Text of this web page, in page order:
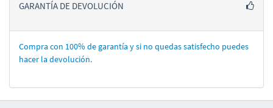
GARANTÍA DE DEVOLUCIÓN
Compra con 100% de garantí­a y si no quedas satisfecho puedes
hacer la devolución.